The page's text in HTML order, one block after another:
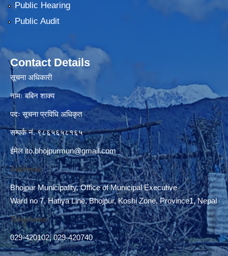
Public Hearing
Public Audit
Contact Details
सूचना अधिकारी
नामः बबिन शाक्य
पदः सूचना प्रविधि अधिकृत
सम्पर्क नं. ९८६५६५८१६५
ईमेलito.bhojpurmun@gmail.com
Address:
Bhojpur Municipality, Office of Municipal Executive
Ward no 7, Hatiya Line, Bhojpur, Koshi Zone, Province1, Nepal
Telephone:
029-420102,029-420740